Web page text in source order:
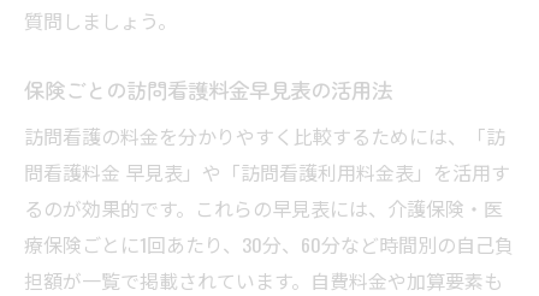
質問しましょう。
保険ごとの訪問看護料金早見表の活用法
訪問看護の料金を分かりやすく比較するためには、「訪
問看護料金 早見表」や「訪問看護利用料金表」を活用す
るのが効果的です。これらの早見表には、介護保険・医
療保険ごとに1回あたり、30分、60分など時間別の自己負
担額が一覧で掲載されています。自費料金や加算要素も